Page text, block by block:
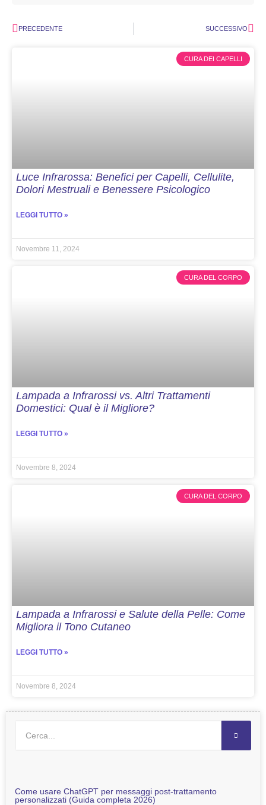
PRECEDENTE SUCCESSIVO
CURA DEI CAPELLI
Luce Infrarossa: Benefici per Capelli, Cellulite,
Dolori Mestruali e Benessere Psicologico
LEGGI TUTTO »
Novembre 11, 2024
CURA DEL CORPO
Lampada a Infrarossi vs. Altri Trattamenti
Domestici: Qual è il Migliore?
LEGGI TUTTO »
Novembre 8, 2024
CURA DEL CORPO
Lampada a Infrarossi e Salute della Pelle: Come
Migliora il Tono Cutaneo
LEGGI TUTTO »
Novembre 8, 2024
Come usare ChatGPT per messaggi post-trattamento
personalizzati (Guida completa 2026)